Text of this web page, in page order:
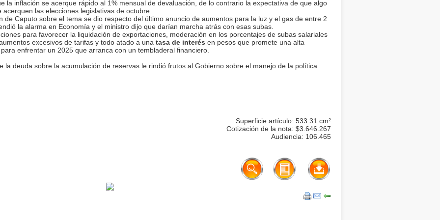
la inflación se acerque rápido al 1% mensual de devaluación, de lo contrario la expectativa de que algo
las elecciones legislativas de octubre.
de Caputo sobre el tema se dio respecto del último anuncio de aumentos para la luz y el gas de entre 2
la alarma en Economía y el ministro dijo que darían marcha atrás con esas subas.
para favorecer la liquidación de exportaciones, moderación en los porcentajes de subas salariales
excesivos de tarifas y todo atado a una tasa de interés en pesos que promete una alta
enfrentar un 2025 que arranca con un tembladeral financiero.
la deuda sobre la acumulación de reservas le rindió frutos al Gobierno sobre el manejo de la política
Superficie artículo: 533.31 cm²
Cotización de la nota: $3.646.267
Audiencia: 106.465